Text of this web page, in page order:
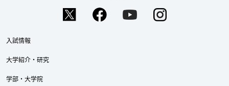
入試情報
大学紹介・研究
学部・大学院